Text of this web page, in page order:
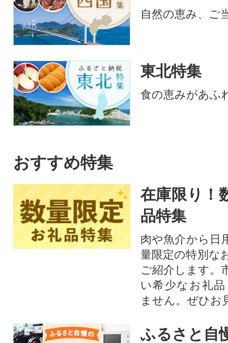
自然の恵み、ご
東北特集
食の恵みがあふ
おすすめ特集
在庫限り！
品特集
肉や魚介から日
量限定の特別な
ご紹介します。
い希少なお礼
ません。ぜひお
ふるさと自